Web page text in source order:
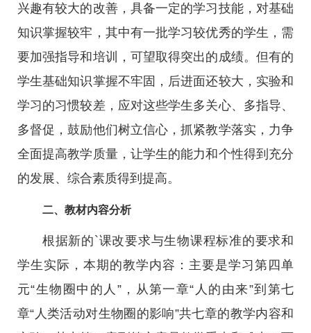
兴趣有较大的改善，具备一定的学习技能，对基础
知识掌握较牢，其中有一批学习较优秀的学生，需
要加强指导和培训，可望取得突出的成绩。但有的
学生基础知识掌握不牢固，后进面还较大，实验和
学习的习惯较差，应对这些学生多关心、多指导、
多督促，鼓励他们树立信心，抓紧教学落实，力争
全面提高教学质量，让学生的能力和个性得到充分
的发展、综合素质得到提高。
二、教材内容分析
根据新的`课改要求与生物课程标准的要求和
学生实际，本期的教学内容：主要是学习第四单
元“生物圈中的人”，从第一章“人的由来”到第七
章“人类活动对生物圈的影响”共七章的教学内容和